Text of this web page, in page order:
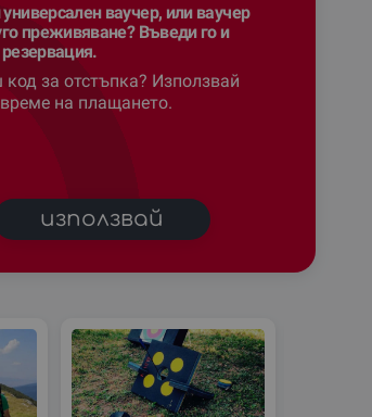
ваучер, или ваучер
преживяване? Въведи го и
за отстъпка? Използвай
на плащането.
използвай